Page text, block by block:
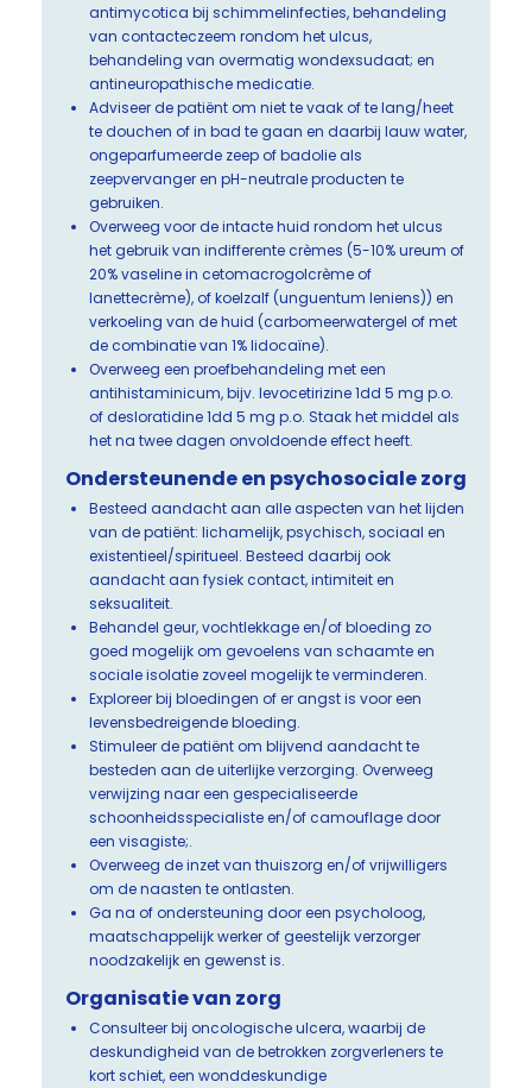
antimycotica bij schimmelinfecties, behandeling
van contacteczeem rondom het ulcus,
behandeling van overmatig wondexsudaat; en
antineuropathische medicatie.
Adviseer de patiënt om niet te vaak of te lang/heet
te douchen of in bad te gaan en daarbij lauw water,
ongeparfumeerde zeep of badolie als
zeepvervanger en pH-neutrale producten te
gebruiken.
Overweeg voor de intacte huid rondom het ulcus
het gebruik van indifferente crèmes (5-10% ureum of
20% vaseline in cetomacrogolcrème of
lanettecrème), of koelzalf (unguentum leniens)) en
verkoeling van de huid (carbomeerwatergel of met
de combinatie van 1% lidocaïne).
Overweeg een proefbehandeling met een
antihistaminicum, bijv. levocetirizine 1dd 5 mg p.o.
of desloratidine 1dd 5 mg p.o. Staak het middel als
het na twee dagen onvoldoende effect heeft.
Ondersteunende en psychosociale zorg
Besteed aandacht aan alle aspecten van het lijden
van de patiënt: lichamelijk, psychisch, sociaal en
existentieel/spiritueel. Besteed daarbij ook
aandacht aan fysiek contact, intimiteit en
seksualiteit.
Behandel geur, vochtlekkage en/of bloeding zo
goed mogelijk om gevoelens van schaamte en
sociale isolatie zoveel mogelijk te verminderen.
Exploreer bij bloedingen of er angst is voor een
levensbedreigende bloeding.
Stimuleer de patiënt om blijvend aandacht te
besteden aan de uiterlijke verzorging. Overweeg
verwijzing naar een gespecialiseerde
schoonheidsspecialiste en/of camouflage door
een visagiste;.
Overweeg de inzet van thuiszorg en/of vrijwilligers
om de naasten te ontlasten.
Ga na of ondersteuning door een psycholoog,
maatschappelijk werker of geestelijk verzorger
noodzakelijk en gewenst is.
Organisatie van zorg
Consulteer bij oncologische ulcera, waarbij de
deskundigheid van de betrokken zorgverleners te
kort schiet, een wonddeskundige